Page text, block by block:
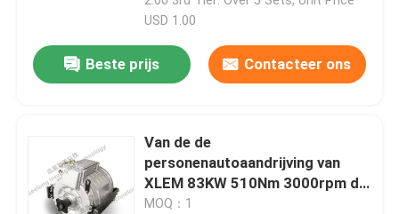
USD 1.00
Beste prijs Contacteer ons
Van de de
personenautoaandrijving van
XLEM 83KW 510Nm 3000rpm de
motorefficiency van motor
MOQ：1